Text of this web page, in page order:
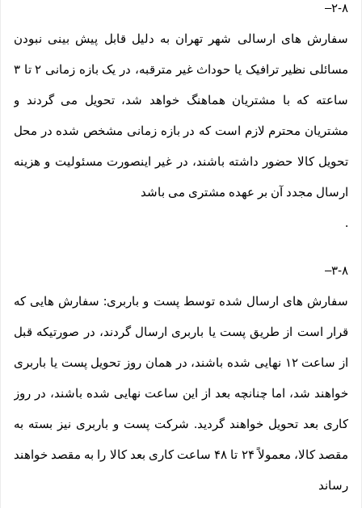
۲-۸–
سفارش های ارسالی شهر تهران به دلیل قابل پیش بینی نبودن
مسائلی نظیر ترافیک یا حوداث غیر مترقبه، در یک بازه زمانی ۲ تا ۳
ساعته که با مشتریان هماهنگ خواهد شد، تحویل می گردند و
مشتریان محترم لازم است که در بازه زمانی مشخص شده در محل
تحویل کالا حضور داشته باشند، در غیر اینصورت مسئولیت و هزینه
ارسال مجدد آن بر عهده مشتری می باشد
.
۳-۸–
سفارش های ارسال شده توسط پست و باربری: سفارش هایی که
قرار است از طریق پست یا باربری ارسال گردند، در صورتیکه قبل
از ساعت ۱۲ نهایی شده باشند، در همان روز تحویل پست یا باربری
خواهند شد، اما چنانچه بعد از این ساعت نهایی شده باشند، در روز
کاری بعد تحویل خواهند گردید. شرکت پست و باربری نیز بسته به
مقصد کالا، معمولاً ۲۴ تا ۴۸ ساعت کاری بعد کالا را به مقصد خواهند
رساند